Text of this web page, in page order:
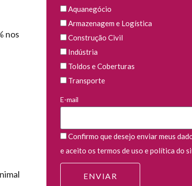
nos
Aquanegócio
Armazenagem e Logística
Construção Civil
Indústria
Toldos e Coberturas
Transporte
E-mail
Confirmo que desejo enviar meus
e aceito os termos de uso e política do